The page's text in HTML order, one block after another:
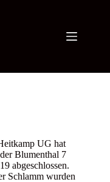
UG hat
Blumenthal 7
abgeschlossen.
Schlamm wurden